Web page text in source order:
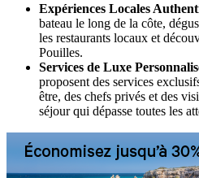
Expériences Locales
bateau le long de la côte,
les restaurants locaux et
Pouilles.
Services de Luxe
proposent des services
être, des chefs privés et des
séjour qui dépasse toutes les